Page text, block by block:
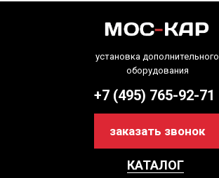
КАТАЛОГ
+7 (495) 765-92-71
установка дополнительного
оборудования
заказать звонок